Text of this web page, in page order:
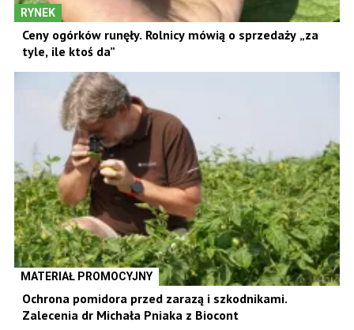
RYNEK
Ceny ogórków runęły. Rolnicy mówią o sprzedaży „za
tyle, ile ktoś da”
MATERIAŁ PROMOCYJNY
Ochrona pomidora przed zarazą i szkodnikami.
Zalecenia dr Michała Pniaka z Biocont